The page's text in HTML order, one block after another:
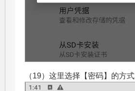
（19）这里选择【密码】的方式